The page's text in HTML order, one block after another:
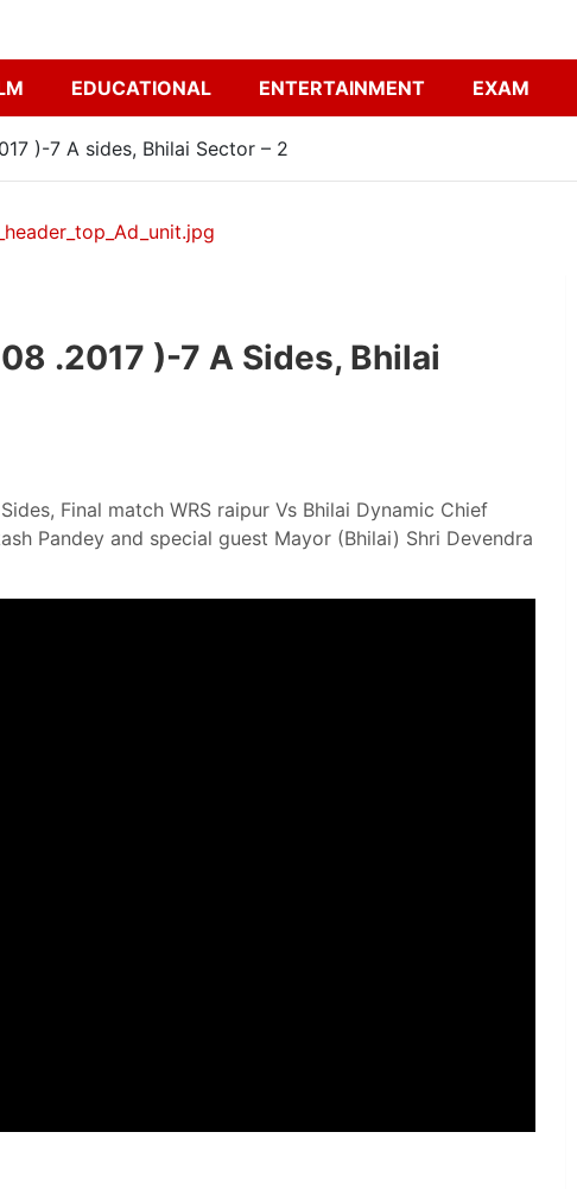
EDUCATIONAL ENTERTAINMENT EXAM
)-7 A sides, Bhilai Sector – 2
.2017 )-7 A Sides, Bhilai
Final match WRS raipur Vs Bhilai Dynamic Chief
Pandey and special guest Mayor (Bhilai) Shri Devendra